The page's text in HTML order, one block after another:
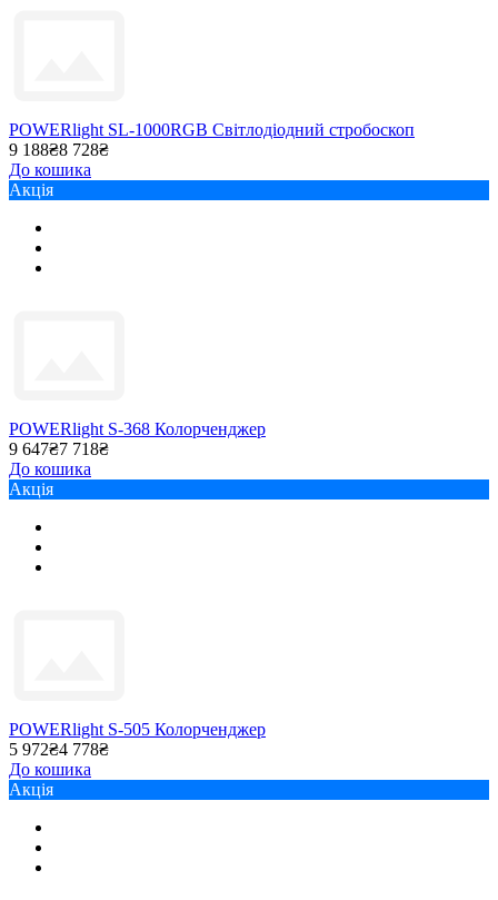
POWERlight SL-1000RGB Світлодіодний стробоскоп
9 188₴8 728₴
До кошика
Акція
POWERlight S-368 Колорченджер
9 647₴7 718₴
До кошика
Акція
POWERlight S-505 Колорченджер
5 972₴4 778₴
До кошика
Акція